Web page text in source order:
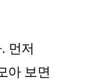
먼저
아 보면